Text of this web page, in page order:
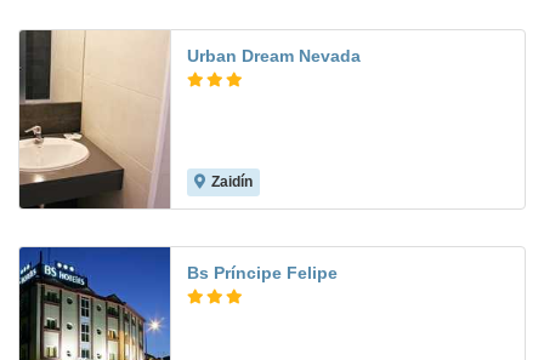
Urban Dream Nevada
Zaidín
Bs Príncipe Felipe